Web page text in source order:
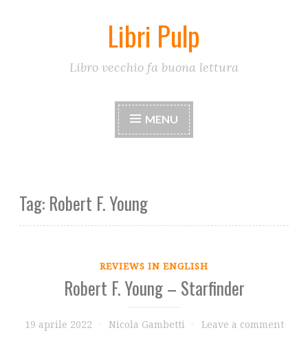
Libri Pulp
Libro vecchio fa buona lettura
MENU
Tag: Robert F. Young
REVIEWS IN ENGLISH
Robert F. Young – Starfinder
19 aprile 2022 Nicola Gambetti Leave a comment